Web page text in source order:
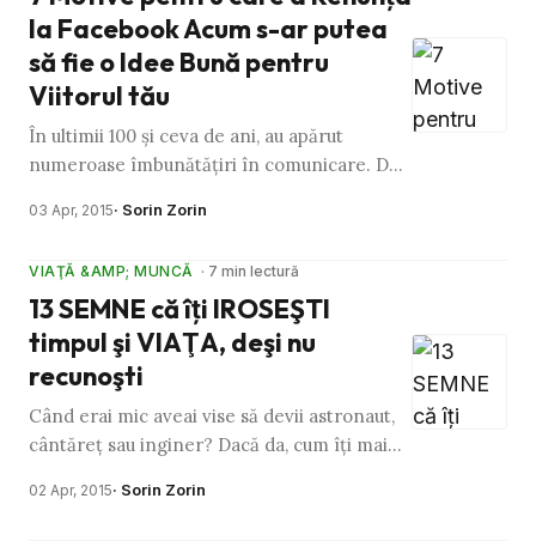
la Facebook Acum s-ar putea
să fie o Idee Bună pentru
Viitorul tău
În ultimii 100 şi ceva de ani, au apărut
numeroase îmbunătăţiri în comunicare. De
telefonice la mesaje text, …
03 Apr, 2015· Sorin Zorin
VIAŢĂ &AMP; MUNCĂ · 7 min lectură
13 SEMNE că îţi IROSEŞTI
timpul şi VIAŢA, deşi nu
recunoşti
Când erai mic aveai vise să devii astronaut,
cântăreţ sau inginer? Dacă da, cum îţi mai
să-ţi trăieşti …
02 Apr, 2015· Sorin Zorin